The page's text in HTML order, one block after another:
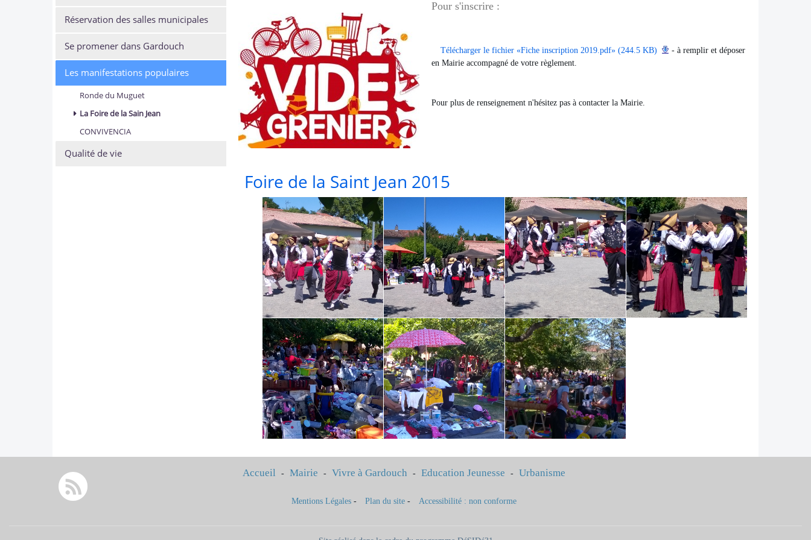
Pour s'inscrire :
Télécharger le fichier «Fiche inscription 2019.pdf» (244.5 KB)
- à remplir et déposer
en Mairie accompagné de votre règlement.
Pour plus de renseignement n'hésitez pas à contacter la Mairie.
Foire de la Saint Jean 2015
Réservation des salles municipales
Se promener dans Gardouch
Les manifestations populaires
Ronde du Muguet
La Foire de la Sain Jean
CONVIVENCIA
Qualité de vie
Accueil - Mairie - Vivre à Gardouch - Education Jeunesse - Urbanisme
Mentions Légales - Plan du site - Accessibilité : non conforme